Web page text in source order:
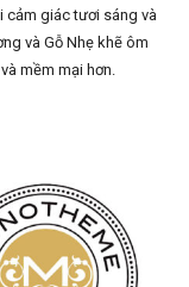
cảm giác tươi sáng và
và Gỗ Nhẹ khẽ ôm
mềm mại hơn.